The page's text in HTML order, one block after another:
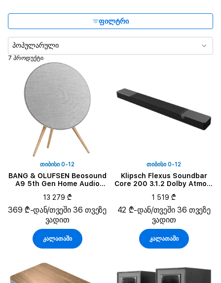
ფილტრი
Output Power
გამომავალი სიმძლავრე
7 პროდუქტი
პოპულარული
ᲗᲘᲑᲘᲡᲘ 0-12
BANG & OLUFSEN Beosound
A9 5th Gen Home Audio
13 279 ₾
369 ₾-დან/თვეში 36 თვეზე
ვადით
კალათაში
ᲗᲘᲑᲘᲡᲘ 0-12
Klipsch Flexus Soundbar
Core 200 3.1.2 Dolby Atmos,
1 519 ₾
42 ₾-დან/თვეში 36 თვეზე
ვადით
კალათაში